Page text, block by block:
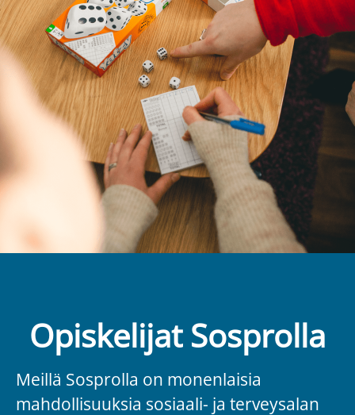
Opiskelijat Sosprolla
Meillä Sosprolla on monenlaisia
mahdollisuuksia sosiaali- ja terveysalan